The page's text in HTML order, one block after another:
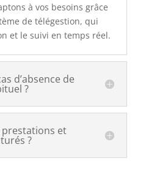
à vos besoins grâce
de télégestion, qui
et le suivi en temps réel.
d’absence de
?
et
?